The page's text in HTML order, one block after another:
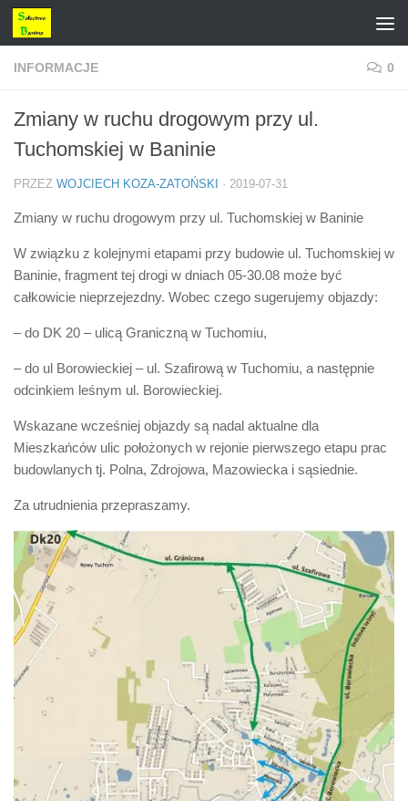
Przejdź do treści
INFORMACJE 0
Zmiany w ruchu drogowym przy ul.
Tuchomskiej w Baninie
PRZEZ WOJCIECH KOZA-ZATOŃSKI · 2019-07-31
Zmiany w ruchu drogowym przy ul. Tuchomskiej w Baninie
W związku z kolejnymi etapami przy budowie ul. Tuchomskiej w
Baninie, fragment tej drogi w dniach 05-30.08 może być
całkowicie nieprzejezdny. Wobec czego sugerujemy objazdy:
– do DK 20 – ulicą Graniczną w Tuchomiu,
– do ul Borowieckiej – ul. Szafirową w Tuchomiu, a następnie
odcinkiem leśnym ul. Borowieckiej.
Wskazane wcześniej objazdy są nadal aktualne dla
Mieszkańców ulic położonych w rejonie pierwszego etapu prac
budowlanych tj. Polna, Zdrojowa, Mazowiecka i sąsiednie.
Za utrudnienia przepraszamy.